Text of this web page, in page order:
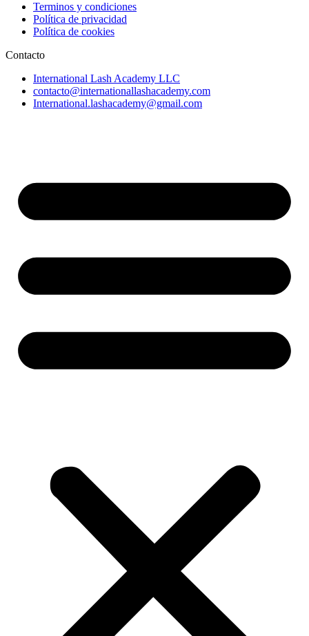
Terminos y condiciones
Política de privacidad
Política de cookies
Contacto
International Lash Academy LLC
contacto@internationallashacademy.com
International.lashacademy@gmail.com